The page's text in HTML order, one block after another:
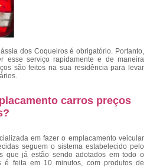
dos Coqueiros é obrigatório. Portanto,
esse serviço rapidamente e de maneira
são feitos na sua residência para levar
carros preços
em fazer o emplacamento veicular
seguem o sistema estabelecido pelo
que já estão sendo adotados em todo o
é feita em 10 minutos, com produtos de